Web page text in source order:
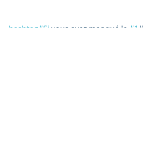
hashtag#Si vous avez manqué le #1 #